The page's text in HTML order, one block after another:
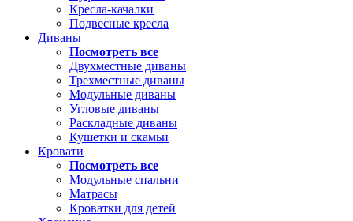
Кресла-качалки
Подвесные кресла
Диваны
Посмотреть все
Двухместные диваны
Трехместные диваны
Модульные диваны
Угловые диваны
Раскладные диваны
Кушетки и скамьи
Кровати
Посмотреть все
Модульные спальни
Матрасы
Кроватки для детей